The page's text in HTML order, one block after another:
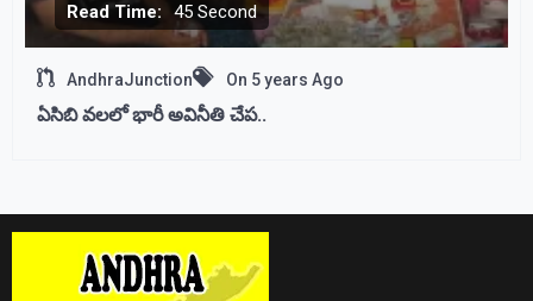
Read Time: 45 Second
AndhraJunction On 5 years Ago
ఏసిబి వలలో భారీ అవినీతి చేప..